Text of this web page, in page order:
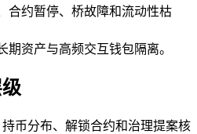
合约暂停、桥故障和流动性枯
期资产与高频交互钱包隔离。
币分布、解锁合约和治理提案核